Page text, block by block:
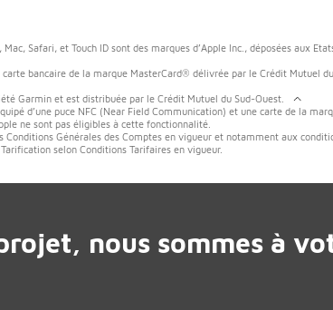
Safari, et Touch ID sont des marques d’Apple Inc., déposées aux
bancaire de la marque MasterCard® délivrée par le Crédit Mutuel
Garmin et est distribuée par le Crédit Mutuel du Sud-Ouest.
d’une puce NFC (Near Field Communication) et une carte de la
ne sont pas éligibles à cette fonctionnalité.
Conditions Générales des Comptes en vigueur et notamment aux
selon Conditions Tarifaires en vigueur.
nous sommes à